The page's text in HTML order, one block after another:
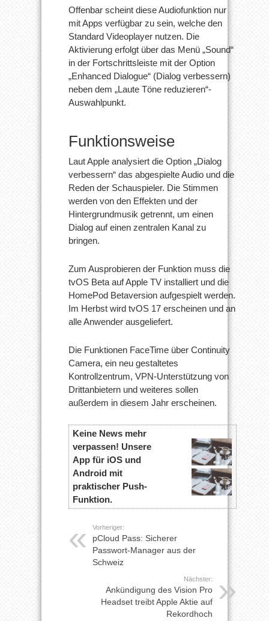
Offenbar scheint diese Audiofunktion nur
mit Apps verfügbar zu sein, welche den
Standard Videoplayer nutzen. Die
Aktivierung erfolgt über das Menü „Sound“
in der Fortschrittsleiste mit der Option
„Enhanced Dialogue“ (Dialog verbessern)
neben dem „Laute Töne reduzieren“-
Auswahlpunkt.
Funktionsweise
Laut Apple analysiert die Option „Dialog
verbessern“ das abgespielte Audio und die
Reden der Schauspieler. Die Stimmen
werden von den Effekten und der
Hintergrundmusik getrennt, um einen
Dialog auf einen zentralen Kanal zu
bringen.
Zum Ausprobieren der Funktion muss die
tvOS Beta auf Apple TV installiert und die
HomePod Betaversion aufgespielt werden.
Im Herbst wird tvOS 17 erscheinen und an
alle Anwender ausgeliefert.
Die Funktionen FaceTime über Continuity
Camera, ein neu gestaltetes
Kontrollzentrum, VPN-Unterstützung von
Drittanbietern und weiteres sollen
außerdem in diesem Jahr erscheinen.
Keine News mehr
verpassen! Unsere
App für iOS und
Android mit
praktischer Push-
Funktion.
Vorheriger:
pCloud Pass: Sicherer
Passwort-Manager aus der
Schweiz
Nächster:
Ankündigung des Vision Pro
Headset treibt Apple Aktie auf
Rekordhoch